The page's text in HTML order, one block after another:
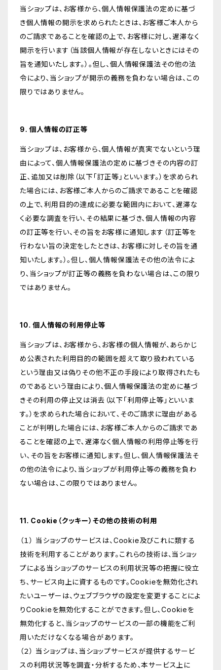
当ショップは、お客様から、個人情報保護法の定めに基づ
き個人情報の開示を求められたときは、お客様ご本人から
のご請求であることを確認の上で、お客様に対し、遅滞なく
開示を行います（当該個人情報が存在しないときにはその
旨を通知いたします。）。但し、個人情報保護法その他の法
令により、当ショップが開示の義務を負わない場合は、この
限りではありません。
9. 個人情報の訂正等
当ショップは、お客様から、個人情報が真実でないという理
由によって、個人情報保護法の定めに基づきその内容の訂
正、追加又は削除（以下「訂正等」といいます。）を求められ
た場合には、お客様ご本人からのご請求であることを確認
の上で、利用目的の達成に必要な範囲内において、遅滞な
く必要な調査を行い、その結果に基づき、個人情報の内容
の訂正等を行い、その旨をお客様に通知します（訂正等を
行わない旨の決定をしたときは、お客様に対しその旨を通
知いたします。）。但し、個人情報保護法その他の法令によ
り、当ショップが訂正等の義務を負わない場合は、この限り
ではありません。
10. 個人情報の利用停止等
当ショップは、お客様から、お客様の個人情報が、あらかじ
め公表された利用目的の範囲を超えて取り扱われている
という理由又は偽りその他不正の手段により取得されたも
のであるという理由により、個人情報保護法の定めに基づ
きその利用の停止又は消去（以下「利用停止等」といいま
す。）を求められた場合において、そのご請求に理由がある
ことが判明した場合には、お客様ご本人からのご請求であ
ることを確認の上で、遅滞なく個人情報の利用停止等を行
い、その旨をお客様に通知します。但し、個人情報保護法そ
の他の法令により、当ショップが利用停止等の義務を負わ
ない場合は、この限りではありません。
11. Cookie（クッキー）その他の技術の利用
（１） 当ショップのサービスは、Cookie及びこれに類する
技術を利用することがあります。これらの技術は、当ショッ
プによる当ショップのサービスの利用状況等の把握に役立
ち、サービス向上に資するものです。Cookieを無効化され
たいユーザーは、ウェブブラウザの設定を変更することによ
りCookieを無効化することができます。但し、Cookieを
無効化すると、当ショップのサービスの一部の機能をご利
用いただけなくなる場合があります。
（２） 当ショップは、当ショップサービスが提供するサービ
スの利用状況等を調査・分析するため、本サービス上に